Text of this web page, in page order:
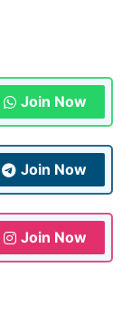
Join Now
Join Now
Join Now